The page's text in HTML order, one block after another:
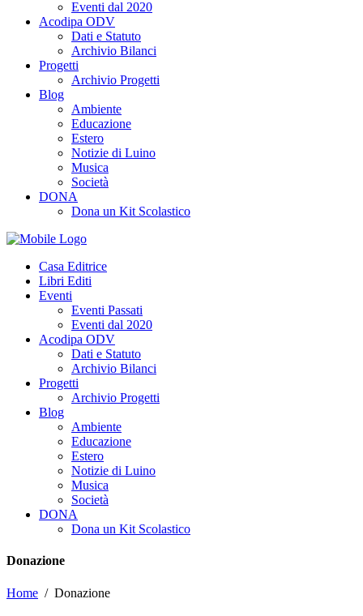
Eventi dal 2020
Acodipa ODV
Dati e Statuto
Archivio Bilanci
Progetti
Archivio Progetti
Blog
Ambiente
Educazione
Estero
Notizie di Luino
Musica
Società
DONA
Dona un Kit Scolastico
Casa Editrice
Libri Editi
Eventi
Eventi Passati
Eventi dal 2020
Acodipa ODV
Dati e Statuto
Archivio Bilanci
Progetti
Archivio Progetti
Blog
Ambiente
Educazione
Estero
Notizie di Luino
Musica
Società
DONA
Dona un Kit Scolastico
Donazione
Home / Donazione